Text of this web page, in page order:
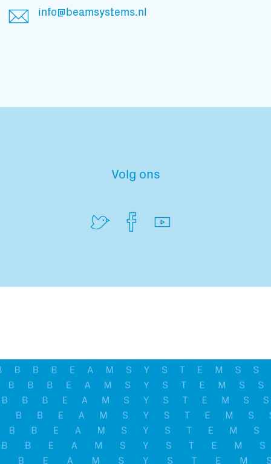
info@beamsystems.nl
Volg ons